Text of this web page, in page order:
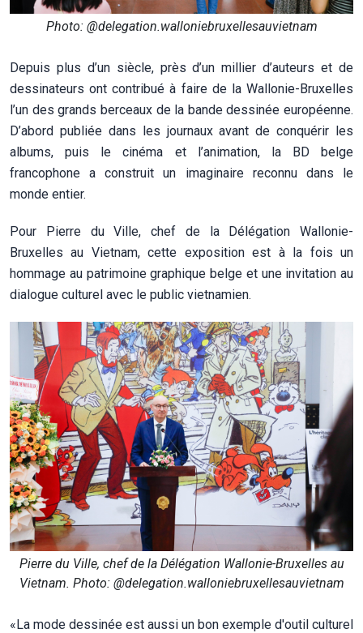
Photo: @delegation.walloniebruxellesauvietnam
Depuis plus d’un siècle, près d’un millier d’auteurs et de
dessinateurs ont contribué à faire de la Wallonie-Bruxelles
l’un des grands berceaux de la bande dessinée européenne.
D’abord publiée dans les journaux avant de conquérir les
albums, puis le cinéma et l’animation, la BD belge
francophone a construit un imaginaire reconnu dans le
monde entier.
Pour Pierre du Ville, chef de la Délégation Wallonie-
Bruxelles au Vietnam, cette exposition est à la fois un
hommage au patrimoine graphique belge et une invitation au
dialogue culturel avec le public vietnamien.
Pierre du Ville, chef de la Délégation Wallonie-Bruxelles au
Vietnam. Photo: @delegation.walloniebruxellesauvietnam
«La mode dessinée est aussi un bon exemple d'outil culturel